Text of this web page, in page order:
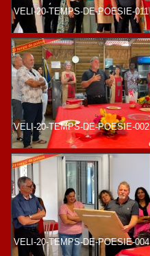
VELI-20-TEMPS-DE-POESIE-011
VELI-20-TEMPS-DE-POESIE-002
VELI-20-TEMPS-DE-POESIE-004